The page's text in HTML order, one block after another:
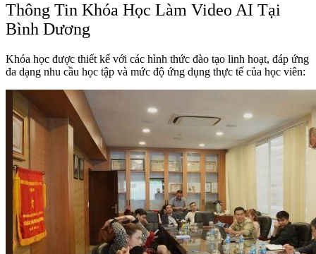
Thông Tin Khóa Học Làm Video AI Tại
Bình Dương
Khóa học được thiết kế với các hình thức đào tạo linh hoạt, đáp ứng
đa dạng nhu cầu học tập và mức độ ứng dụng thực tế của học viên: